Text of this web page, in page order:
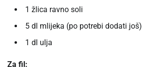
1 žlica ravno soli
5 dl mlijeka (po potrebi dodati još)
1 dl ulja
Za fil: